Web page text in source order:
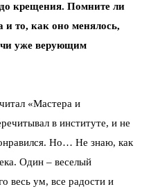
крещения. Помните ли
и то, как оно менялось,
уже верующим
«Мастера и
в институте, и не
Но… Не знаю, как
Один – веселый
весь ум, все радости и